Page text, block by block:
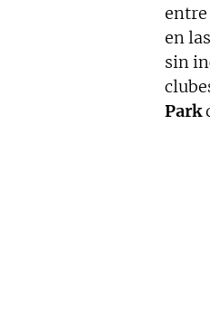
entre
en las
sin
Park